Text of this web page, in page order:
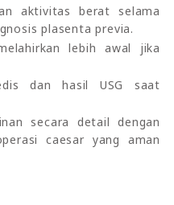
aktivitas berat selama
plasenta previa.
lebih awal jika
dan hasil USG saat
secara detail dengan
caesar yang aman